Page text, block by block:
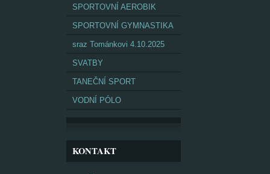
SPORTOVNÍ AEROBIK
SPORTOVNÍ GYMNASTIKA
sraz Tománkovi 4.10.2025
SVATBY
TANEČNÍ SPORT
VODNÍ PÓLO
KONTAKT